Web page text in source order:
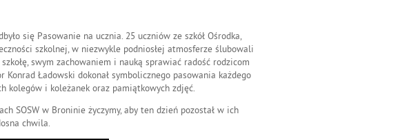
się Pasowanie na ucznia. 25 uczniów ze szkół Ośrodka,
szkolnej, w niezwykle podniosłej atmosferze ślubowali
swym zachowaniem i nauką sprawiać radość rodzicom
Ładowski dokonał symbolicznego pasowania każdego
kolegów i koleżanek oraz pamiątkowych zdjęć.
SOSW w Broninie życzymy, aby ten dzień pozostał w ich
chwila.